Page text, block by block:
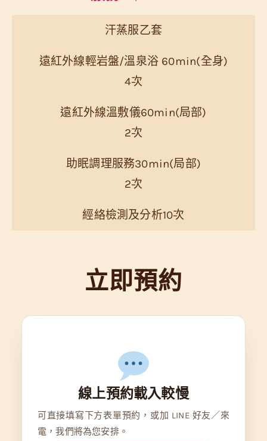
汗蒸服乙套
遠紅外線輕岩盤/溫泉浴 60min(全身)
4次
遠紅外線溫敷儀60min(局部)
2次
助眠調理服務30min(局部)
2次
經絡檢測及分析10次
立即預約
線上預約載入較慢
可直接填寫下方表單預約，或加 LINE 好友／來
電，我們將為您安排。